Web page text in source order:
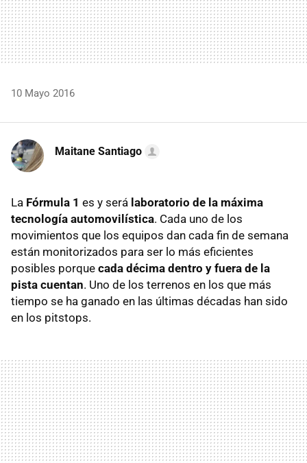
10 Mayo 2016
Maitane Santiago
La Fórmula 1 es y será laboratorio de la máxima
tecnología automovilística. Cada uno de los
movimientos que los equipos dan cada fin de semana
están monitorizados para ser lo más eficientes
posibles porque cada décima dentro y fuera de la
pista cuentan. Uno de los terrenos en los que más
tiempo se ha ganado en las últimas décadas han sido
en los pitstops.